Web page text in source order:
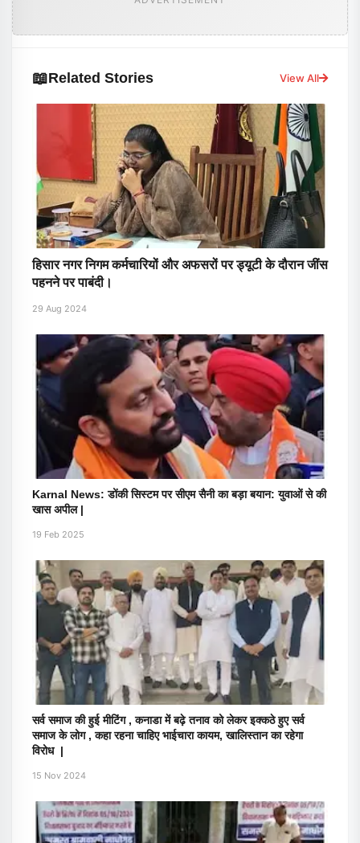
📖Related Stories View All
हिसार नगर निगम कर्मचारियों और अफसरों पर ड्यूटी के दौरान जींस
पहनने पर पाबंदी।
29 Aug 2024
Karnal News: डोंकी सिस्टम पर सीएम सैनी का बड़ा बयान: युवाओं से की
खास अपील |
19 Feb 2025
सर्व समाज की हुई मीटिंग , कनाडा में बढ़े तनाव को लेकर इक्कठे हुए सर्व
समाज के लोग , कहा रहना चाहिए भाईचारा कायम, खालिस्तान का रहेगा
विरोध |
15 Nov 2024